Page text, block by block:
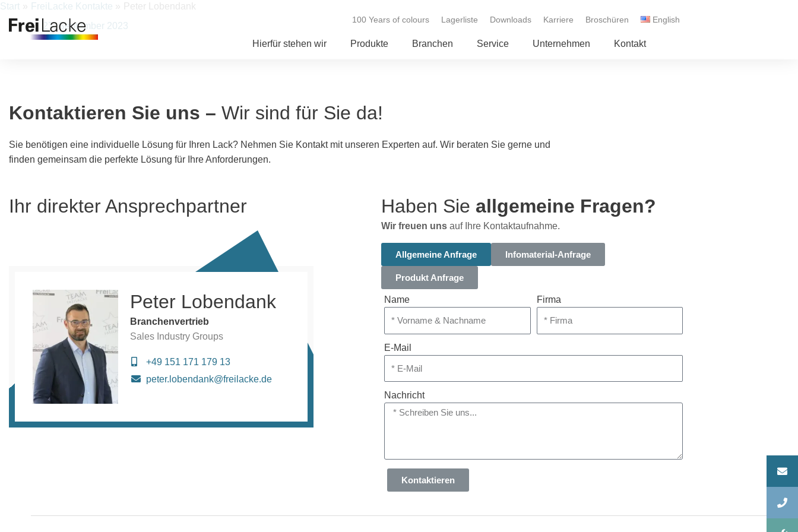
Zum
Inhalt
springen
100 Years of colours Lagerliste Downloads Karriere Broschüren English
Hierfür stehen wir Produkte Branchen Service Unternehmen Kontakt
Start FreiLacke Kontakte
Peter Lobendank
27. September 2023
Kontaktieren Sie uns – Wir sind für Sie da!
Sie benötigen eine individuelle Lösung für Ihren Lack? Nehmen Sie Kontakt mit unseren Experten auf. Wir beraten Sie gerne und
finden gemeinsam die perfekte Lösung für Ihre Anforderungen.
Ihr direkter Ansprechpartner
Peter Lobendank
Branchenvertrieb
Sales Industry Groups
+49 151 171 179 13
peter.lobendank@freilacke.de
Haben Sie allgemeine Fragen?
Wir freuen uns auf Ihre Kontaktaufnahme.
Allgemeine Anfrage Infomaterial-Anfrage
Produkt Anfrage
Name Firma
E-Mail
Nachricht
Kontaktieren